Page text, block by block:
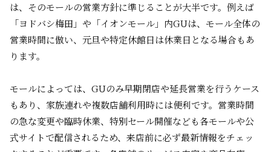
は、そのモールの営業方針に準じることが大半です。例えば
「ヨドバシ梅田」や「イオンモール」内GUは、モール全体の
営業時間に倣い、元旦や特定休館日は休業日となる場合もあ
ります。
モールによっては、GUのみ早期閉店や延長営業を行うケース
もあり、家族連れや複数店舗利用時には便利です。営業時間
の急な変更や臨時休業、特別セール開催なども各モールや公
式サイトで配信されるため、来店前に必ず最新情報をチェッ